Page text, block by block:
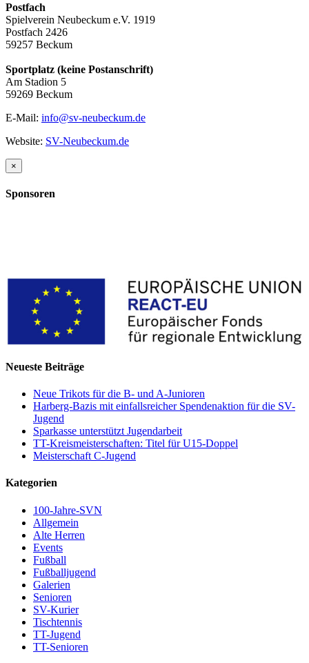
Postfach
Spielverein Neubeckum e.V. 1919
Postfach 2426
59257 Beckum
Sportplatz (keine Postanschrift)
Am Stadion 5
59269 Beckum
E-Mail: info@sv-neubeckum.de
Website: SV-Neubeckum.de
Close
product
view
×
Sponsoren
Neueste Beiträge
Neue Trikots für die B- und A-Junioren
Harberg-Bazis mit einfallsreicher Spendenaktion für die SV-
Jugend
Sparkasse unterstützt Jugendarbeit
TT-Kreismeisterschaften: Titel für U15-Doppel
Meisterschaft C-Jugend
Kategorien
100-Jahre-SVN
Allgemein
Alte Herren
Events
Fußball
Fußballjugend
Galerien
Senioren
SV-Kurier
Tischtennis
TT-Jugend
TT-Senioren